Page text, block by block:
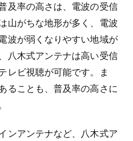
及率の高さは、電波の受信
山がちな地形が多く、電波
波が弱くなりやすい地域が
八木式アンテナは高い受信
レビ視聴が可能です。ま
ることも、普及率の高さに
ンアンテナなど、八木式ア